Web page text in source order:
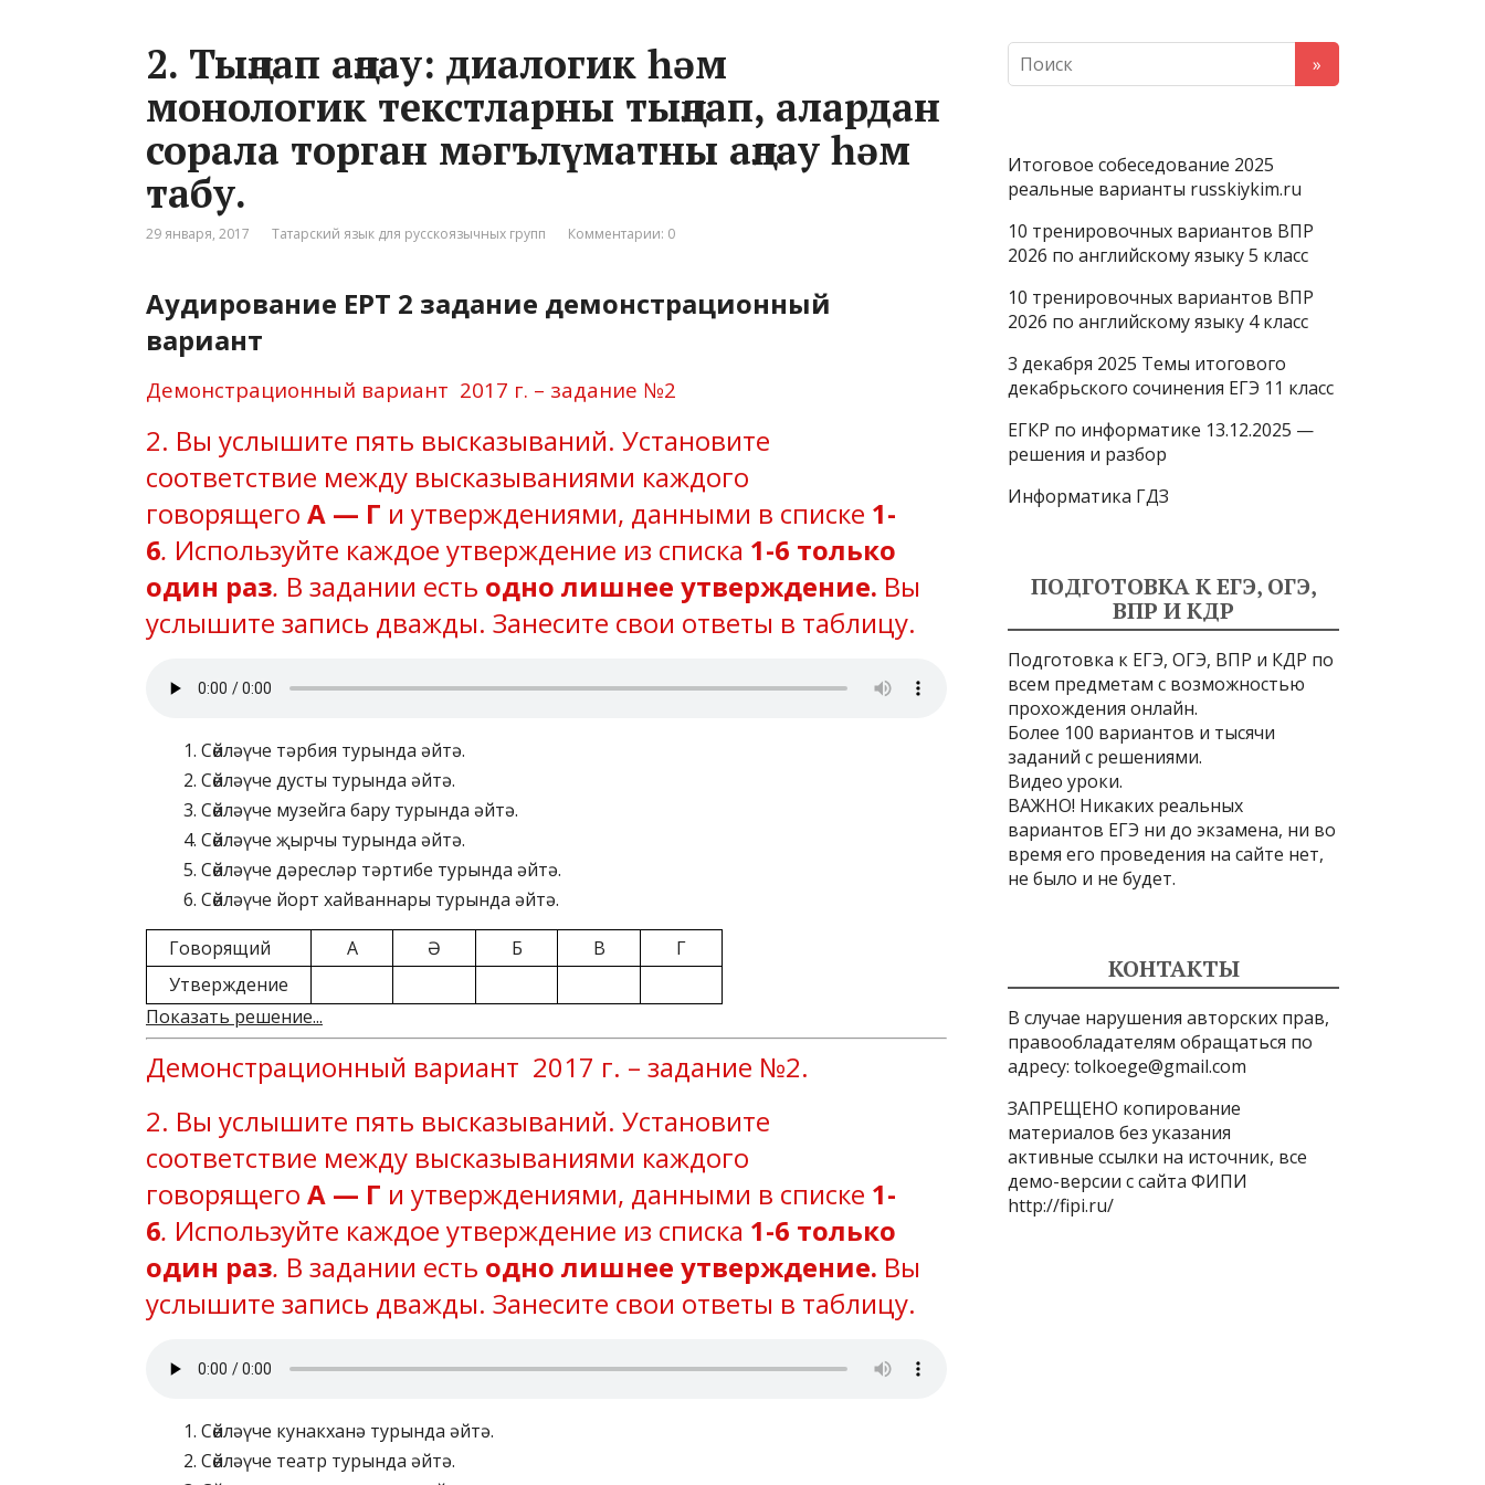
2. Тыңлап аңлау: диалогик һәм
монологик текстларны тыңлап, алардан
сорала торган мәгълүматны аңлау һәм
табу.
29 января, 2017 Татарский язык для русскоязычных групп Комментарии: 0
Аудирование ЕРТ 2 задание демонстрационный
вариант
Демонстрационный вариант 2017 г. – задание №2
2. Вы услышите пять высказываний. Установите
соответствие между высказываниями каждого
говорящего А — Г и утверждениями, данными в списке 1-
6. Используйте каждое утверждение из списка 1-6 только
один раз. В задании есть одно лишнее утверждение. Вы
услышите запись дважды. Занесите свои ответы в таблицу.
Сөйләүче тәрбия турында әйтә.
Сөйләүче дусты турында әйтә.
Сөйләүче музейга бару турында әйтә.
Сөйләүче җырчы турында әйтә.
Сөйләүче дәресләр тәртибе турында әйтә.
Сөйләүче йорт хайваннары турында әйтә.
Говорящий
А Ә Б В
Г
Утверждение
Показать решение...
Демонстрационный вариант 2017 г. – задание №2.
2. Вы услышите пять высказываний. Установите
соответствие между высказываниями каждого
говорящего А — Г и утверждениями, данными в списке 1-
6. Используйте каждое утверждение из списка 1-6 только
один раз. В задании есть одно лишнее утверждение. Вы
услышите запись дважды. Занесите свои ответы в таблицу.
Сөйләүче кунакханә турында әйтә.
Сөйләүче театр турында әйтә.
Итоговое собеседование 2025
реальные варианты russkiykim.ru
10 тренировочных вариантов ВПР
2026 по английскому языку 5 класс
10 тренировочных вариантов ВПР
2026 по английскому языку 4 класс
3 декабря 2025 Темы итогового
декабрьского сочинения ЕГЭ 11 класс
ЕГКР по информатике 13.12.2025 —
решения и разбор
Информатика ГДЗ
ПОДГОТОВКА К ЕГЭ, ОГЭ,
ВПР И КДР
Подготовка к ЕГЭ, ОГЭ, ВПР и КДР по
всем предметам с возможностью
прохождения онлайн.
Более 100 вариантов и тысячи
заданий с решениями.
Видео уроки.
ВАЖНО! Никаких реальных
вариантов ЕГЭ ни до экзамена, ни во
время его проведения на сайте нет,
не было и не будет.
КОНТАКТЫ
В случае нарушения авторских прав,
правообладателям обращаться по
адресу: tolkoege@gmail.com
ЗАПРЕЩЕНО копирование
материалов без указания
активные ссылки на источник, все
демо-версии с сайта ФИПИ
http://fipi.ru/